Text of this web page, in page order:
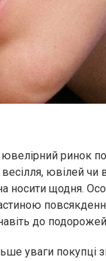
ювелірний ринок
ювілей чи
носити щодня.
навіть до
уваги покупці